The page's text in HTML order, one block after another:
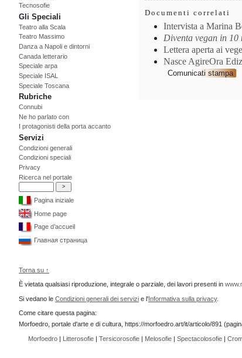
Tecnosofie
Gli Speciali
Teatro alla Scala
Teatro Massimo
Danza a Napoli e dintorni
Canada letterario
Speciale arpa
Speciale ISAL
Speciale Toscana
Rubriche
Connubi
Ne ho parlato con
I protagonisti della porta accanto
Servizi
Condizioni generali
Condizioni speciali
Privacy
Ricerca nel portale
Pagina iniziale
Home page
Page d’accueil
Главная страница
Documenti correlati
Intervista a Marina
Diventa vegan in 10
Lettera aperta ai
Nasce AgireOra
Comunicati stampa
Torna su ↑
È vietata qualsiasi riproduzione, integrale o parziale, dei lavori presenti in
Si vedano le Condizioni generali dei servizi e l'Informativa sulla privacy.
Come citare questa pagina:
Morfoedro, portale d'arte e di cultura, https://morfoedro.art/it/articolo/891
Morfoedro| Litterosofie| Tersicorosofie| Melosofie| Spectacolosofie|